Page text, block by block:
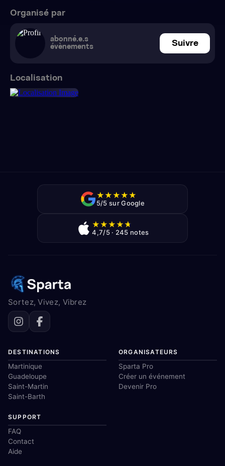
Organisé par
abonné.e.s
évènements
Suivre
Localisation
★★★★★
5/5 sur Google
★★★★★
4,7/5 · 245 notes
Sortez, Vivez, Vibrez
DESTINATIONS
Martinique
Guadeloupe
Saint-Martin
Saint-Barth
ORGANISATEURS
Sparta Pro
Créer un événement
Devenir Pro
SUPPORT
FAQ
Contact
Aide